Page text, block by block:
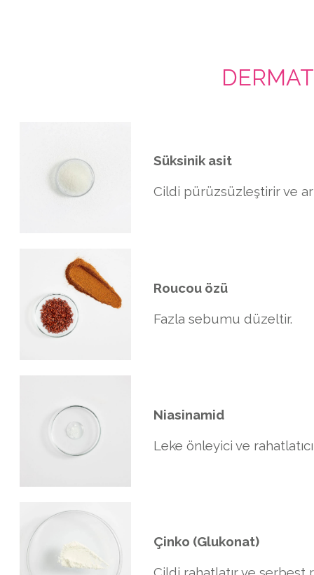
Süksinik asit
Cildi pürüzsüzleştirir ve
Roucou özü
Fazla sebumu düzeltir.
Niasinamid
Leke önleyici ve rahatlatıcı
Çinko (Glukonat)